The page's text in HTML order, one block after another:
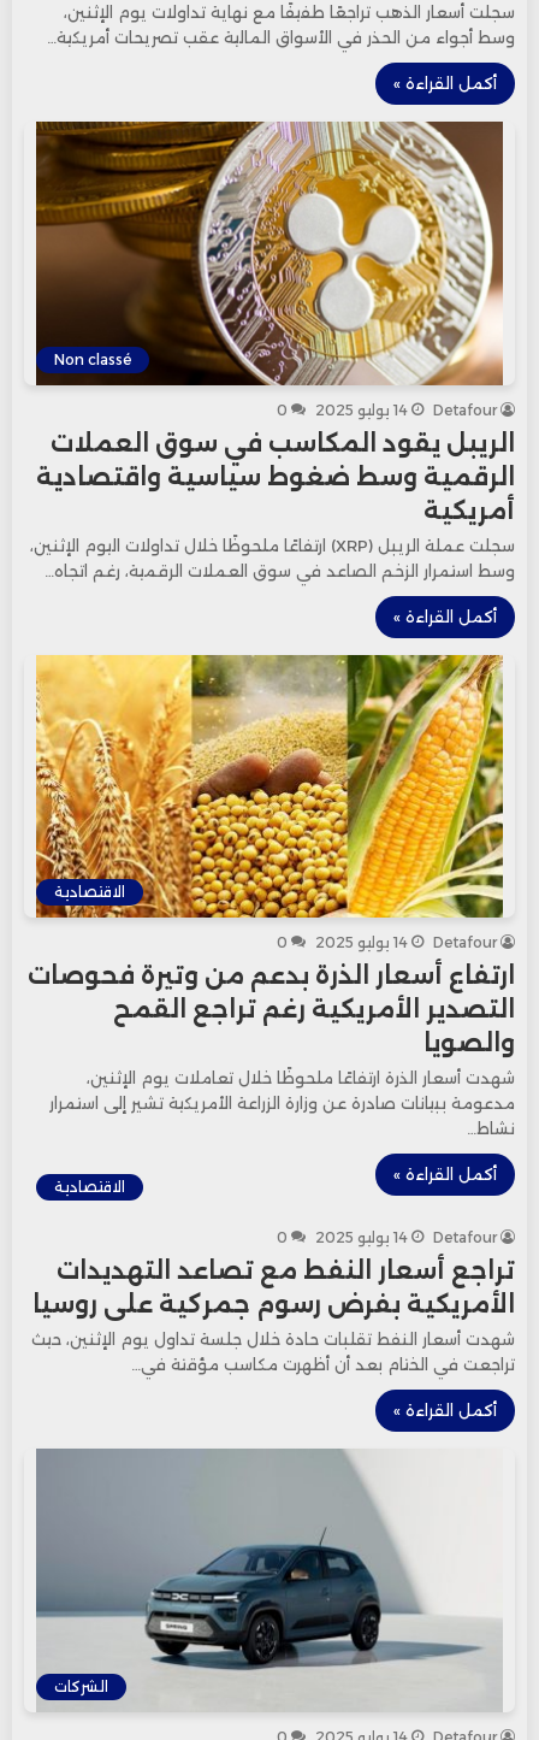
سجلت أسعار الذهب تراجعًا طفيفًا مع نهاية تداولات يوم الإثنين،
وسط أجواء من الحذر في الأسواق المالية عقب تصريحات أمريكية…
أكمل القراءة »
Non classé
Detafour 14 يوليو 2025 0
الريبل يقود المكاسب في سوق العملات
الرقمية وسط ضغوط سياسية واقتصادية
أمريكية
سجلت عملة الريبل (XRP) ارتفاعًا ملحوظًا خلال تداولات اليوم الإثنين،
وسط استمرار الزخم الصاعد في سوق العملات الرقمية، رغم اتجاه…
أكمل القراءة »
الاقتصادية
Detafour 14 يوليو 2025 0
ارتفاع أسعار الذرة بدعم من وتيرة فحوصات
التصدير الأمريكية رغم تراجع القمح
والصويا
شهدت أسعار الذرة ارتفاعًا ملحوظًا خلال تعاملات يوم الإثنين،
مدعومة ببيانات صادرة عن وزارة الزراعة الأمريكية تشير إلى استمرار
نشاط…
أكمل القراءة »
الاقتصادية
Detafour 14 يوليو 2025 0
تراجع أسعار النفط مع تصاعد التهديدات
الأمريكية بفرض رسوم جمركية على روسيا
شهدت أسعار النفط تقلبات حادة خلال جلسة تداول يوم الإثنين، حيث
تراجعت في الختام بعد أن أظهرت مكاسب مؤقتة في…
أكمل القراءة »
الشركات